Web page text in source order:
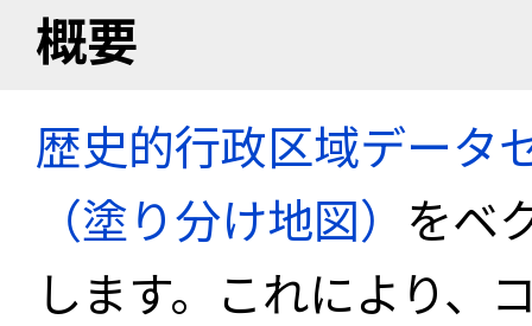
概要
歴史的行政区域データ
（塗り分け地図） をベ
します。これにより、